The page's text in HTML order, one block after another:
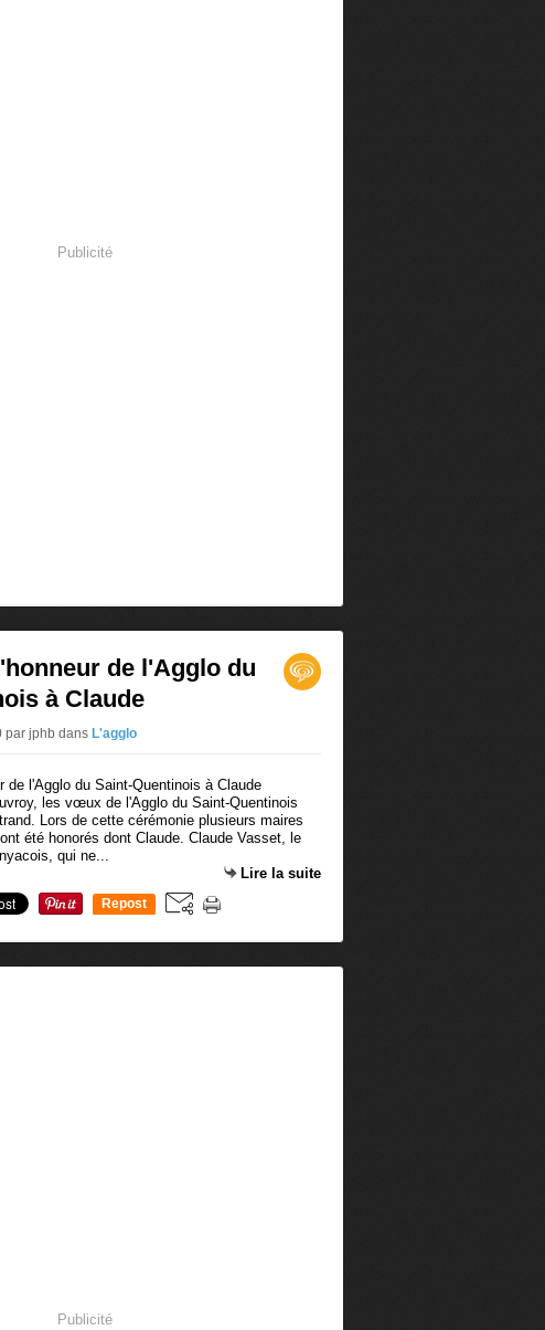
Publicité
de l'Agglo du
à Claude
par jphb dans L'agglo
les vœux de l'Agglo du Saint-Quentinois
Lors de cette cérémonie plusieurs maires
été honorés dont Claude. Claude Vasset, le
qui ne...
Lire la suite
Repost
Publicité